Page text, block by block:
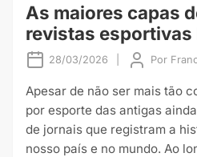
As maiores capas
revistas
28/03/2026 Por
Apesar de não ser mais tão
por esporte das antigas
de jornais que registram a
nosso país e no mundo. Ao